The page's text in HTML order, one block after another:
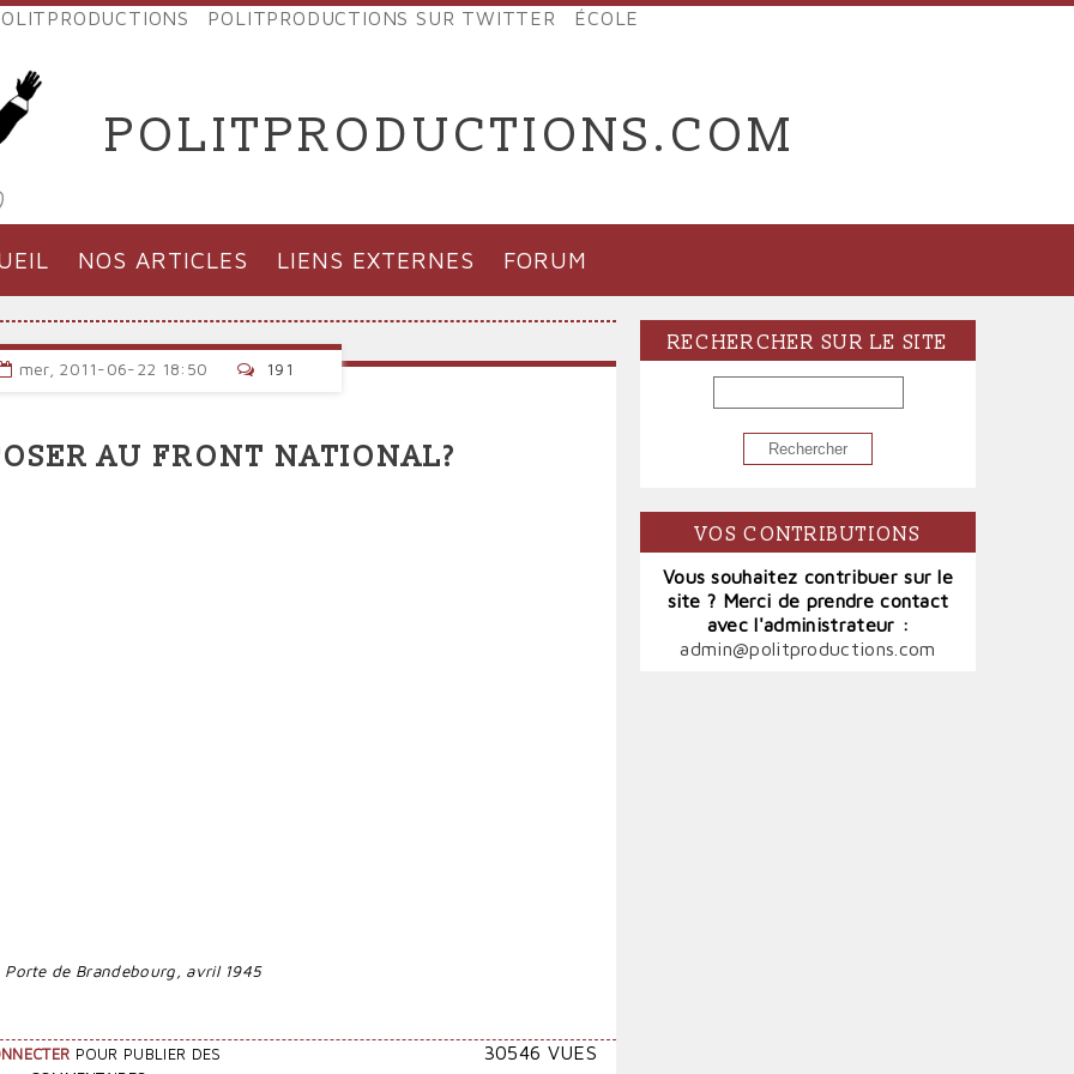
POLITPRODUCTIONS SUR TWITTER ÉCOLE
POLITPRODUCTIONS.COM
NOS ARTICLES LIENS EXTERNES FORUM
mer, 2011-06-22 18:50 191
AU FRONT NATIONAL?
Porte de Brandebourg, avril 1945
POUR PUBLIER DES
30546 VUES
RECHERCHER SUR LE SITE
RECHERCHER
VOS CONTRIBUTIONS
Vous souhaitez contribuer sur le
site ? Merci de prendre contact
avec l'administrateur :
admin@politproductions.com